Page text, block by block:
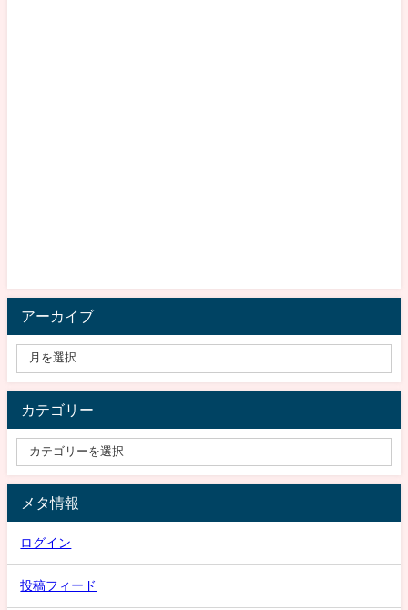
アーカイブ
カテゴリー
メタ情報
ログイン
投稿フィード